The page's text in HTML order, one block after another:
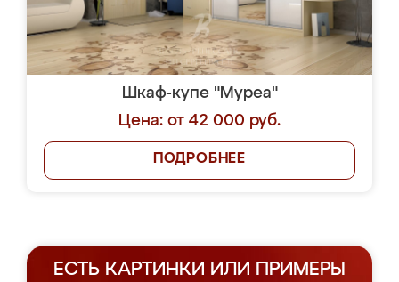
Шкаф-купе "Муреа"
Цена: от 42 000 руб.
ПОДРОБНЕЕ
ЕСТЬ КАРТИНКИ ИЛИ ПРИМЕРЫ